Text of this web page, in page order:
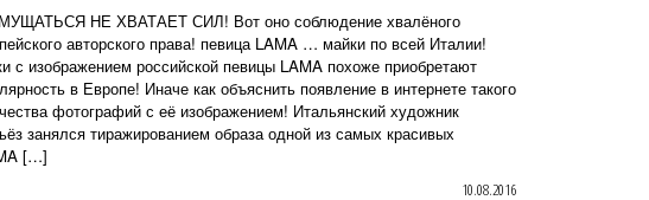
НЕ ХВАТАЕТ СИЛ! Вот оно соблюдение хвалёного
авторского права! певица LAMA … майки по всей Италии!
с изображением российской певицы LAMA похоже приобретают
в Европе! Иначе как объяснить появление в интернете такого
фотографий с её изображением! Итальянский художник
занялся тиражированием образа одной из самых красивых
[…]
10.08.2016